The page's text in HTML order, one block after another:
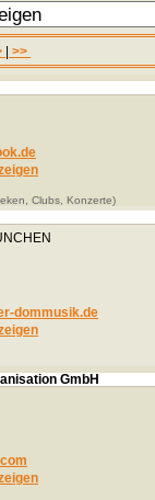
>>
Clubs, Konzerte)
dommusik.de
GmbH